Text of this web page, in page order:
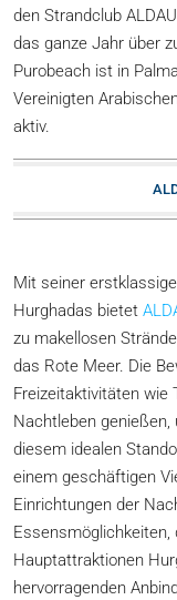
den Strandclub
das ganze Jahr über
Purobeach ist in
Vereinigten
aktiv.
Mit seiner
Hurghadas bietet
zu makellosen
das Rote Meer. Die
Freizeitaktivitäten wie
Nachtleben
diesem idealen
einem geschäftigen
Einrichtungen der
Hauptattraktionen
hervorragenden